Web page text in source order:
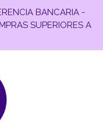
BANCARIA -
SUPERIORES A